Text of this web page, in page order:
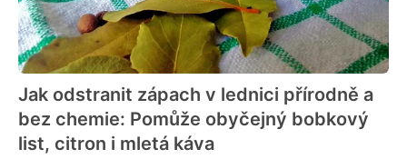
Jak odstranit zápach v lednici přírodně a
bez chemie: Pomůže obyčejný bobkový
list, citron i mletá káva